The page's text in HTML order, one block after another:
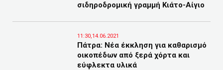
σιδηροδρομική γραμμή Κιάτο-Αίγιο
11:30,14.06.2021
Πάτρα: Νέα έκκληση για καθαρισμό
οικοπέδων από ξερά χόρτα και
εύφλεκτα υλικά